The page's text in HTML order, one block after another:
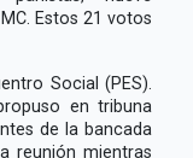
Estos 21 votos
Social (PES).
en tribuna
de la bancada
reunión mientras